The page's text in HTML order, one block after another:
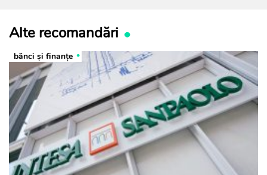
Alte recomandări
bănci şi finanţe